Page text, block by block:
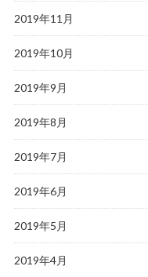
2019年11月
2019年10月
2019年9月
2019年8月
2019年7月
2019年6月
2019年5月
2019年4月